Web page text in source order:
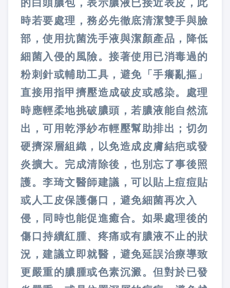
的白頭膿包，表示膿液已接近表皮，此
時若要處理，務必先徹底清潔雙手與臉
部，使用抗菌洗手液與潔顏產品，降低
細菌入侵的風險。接著使用已消毒過的
粉刺針或輔助工具，避免「手癢亂摳」
直接用指甲擠壓造成破皮或感染。處理
時應輕柔地挑破膿頭，若膿液能自然流
出，可用乾淨紗布輕壓幫助排出；切勿
硬擠深層組織，以免造成皮膚結疤或發
炎擴大。完成清除後，也別忘了事後照
護。李琦文醫師建議，可以貼上痘痘貼
或人工皮保護傷口，避免細菌再次入
侵，同時也能促進癒合。如果處理後的
傷口持續紅腫、疼痛或有膿液不止的狀
況，建議立即就醫，避免延誤治療導致
更嚴重的膿腫或色素沉澱。但對於已發